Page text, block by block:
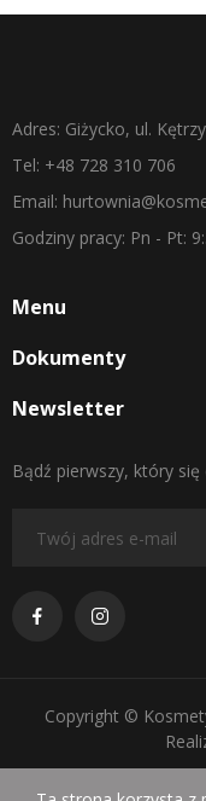
Adres: Giżycko, ul.
Tel: +48 728 310 706
Email:
Godziny pracy: Pn - Pt:
Menu
Dokumenty
Newsletter
Bądź pierwszy, który
Copyright ©